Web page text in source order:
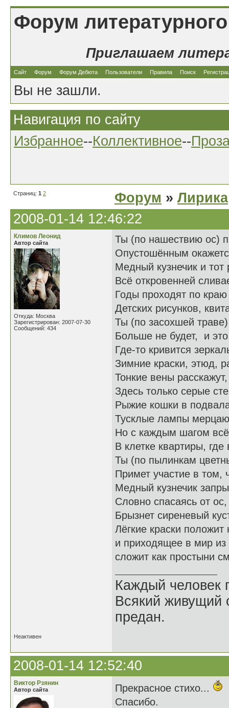
Форум
Приглашаем
Сайт Форум Форум Дебюта Пользователи Правила Поиск
Вы не зашли.
Навигация по сайту
Избранное--Коллективное--
Страниц: 1 2 Форум » Лирика
2008-01-14 12:46:22
Климов Леонид
Автор сайта
Откуда: Москва
Зарегистрирован: 2007-07-30
Сообщений: 434
Ты (по нашествию ос)
Опустошённым
Медный кузнечик и тот
Всё откровенней
Годы проходят по
Детских рисунков,
Ты (по засохшей
Больше не будет, и
Где-то кривится
Зимние краски, этюд,
Тонкие вены
Здесь только серые
Рыжие кошки в
Тусклые лампы
Но с каждым шагом всё
В клетке квартиры,
Ты (по пылинкам
Примет участие в том,
Медный кузнечик
Словно спасаясь от
Брызнет сиреневый
Лёгкие краски
и приходящее в мир из
сложит как простыни
Каждый человек
Всякий живущий
предан.
Неактивен
2008-01-14 12:52:40
Виктор Рзянин
Автор сайта
Прекрасное стихо...
Спасибо.